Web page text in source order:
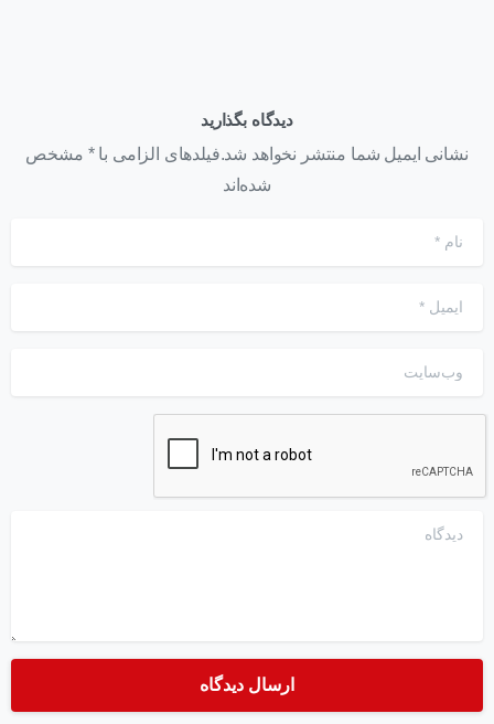
دیدگاه بگذارید
نشانی ایمیل شما منتشر نخواهد شد.فیلدهای الزامی با * مشخص
شده‌اند
*
ایمیل
وب‌سایت
دیدگاه